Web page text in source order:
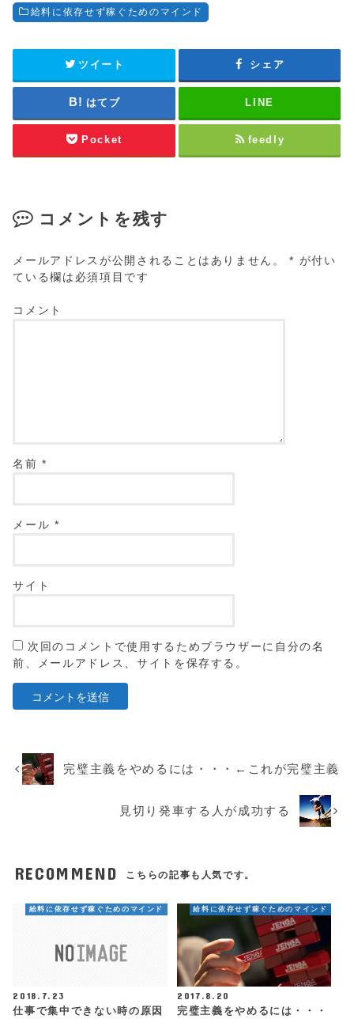
給料に依存せず稼ぐためのマインド
ツイート シェア
はてブ LINE
Pocket feedly
コメントを残す
メールアドレスが公開されることはありません。 * が付い
ている欄は必須項目です
コメント
名前*
メール*
サイト
次回のコメントで使用するためブラウザーに自分の名
前、メールアドレス、サイトを保存する。
完璧主義をやめるには・・・←これが完璧主義
見切り発車する人が成功する
RECOMMEND こちらの記事も人気です。
給料に依存せず稼ぐためのマインド
2018.7.23
仕事で集中できない時の原因
給料に依存せず稼ぐためのマインド
2017.8.20
完璧主義をやめるには・・・